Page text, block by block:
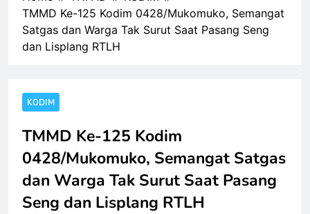
TMMD Ke-125 Kodim 0428/Mukomuko, Semangat
Satgas dan Warga Tak Surut Saat Pasang Seng
dan Lisplang RTLH
KODIM
TMMD Ke-125 Kodim
0428/Mukomuko, Semangat Satgas
dan Warga Tak Surut Saat Pasang
Seng dan Lisplang RTLH